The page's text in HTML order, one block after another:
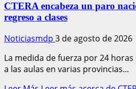
CTERA encabeza un paro
regreso a clases
Noticiasmdp 3 de agosto de 2026
La medida de fuerza por 24
a las aulas en varias provincias...